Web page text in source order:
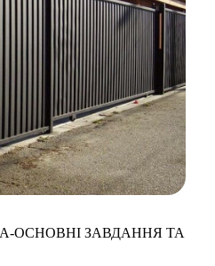
елементів
профільної труби,
кількість хвірток та
розрахунок
дозволить звести в
вами паркан, […]
ОСНОВНІ ЗАВДАННЯ ТА